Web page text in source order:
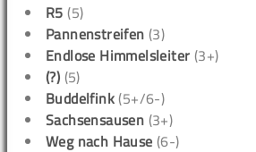
R5 (5)
Pannenstreifen (3)
Endlose Himmelsleiter (3+)
(?) (5)
Buddelfink (5+/6-)
Sachsensausen (3+)
Weg nach Hause (6-)